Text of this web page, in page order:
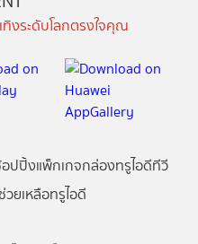
งระดับโลกตรงใจคุณ
ปปิ้งแพ็กเกจกล่องทรูไอดีทีวี
วยเหลือทรูไอดี